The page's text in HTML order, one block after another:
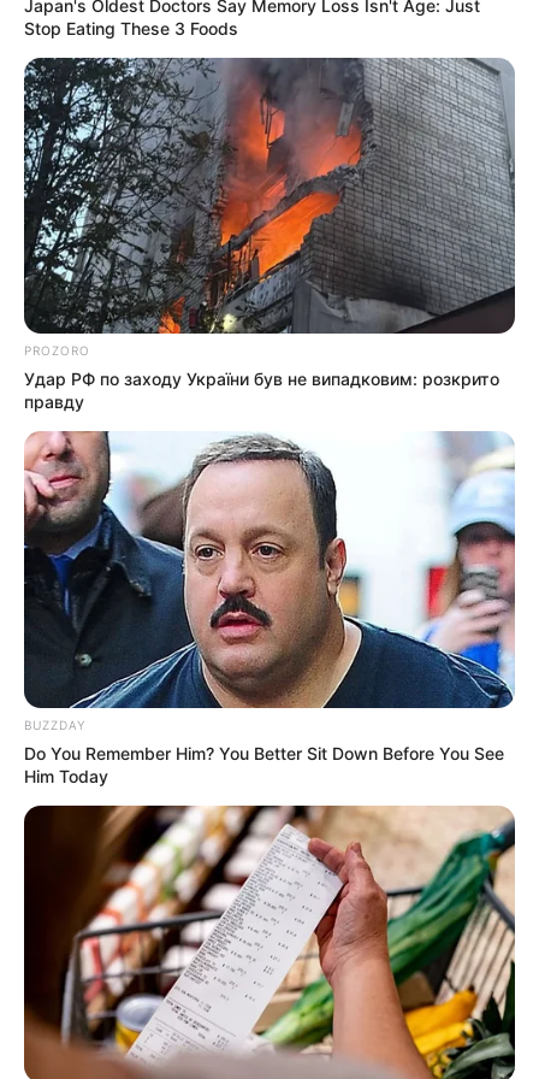
підозри отримали екскерівники
Мукачівського ТЦК
07.08.2026
ГАРЯЧI ПОДІЇ
У Ясінянській громаді відкрили
черговий простір
психологічної підтримки (фото)
06.08.2026
info@groza-news.info
КАТЕГОРІЇ
Без рубрики
Нам пишуть
Партнерські матеріали
Події
Japan's Oldest Doctors Say Memory Loss Isn't Age: Just
Stop Eating These 3 Foods
PROZORO
Удар РФ по заходу України був не випадковим: розкрито
правду
BUZZDAY
Do You Remember Him? You Better Sit Down Before You See
Him Today